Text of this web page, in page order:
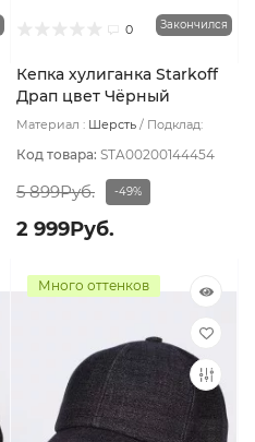
0 Закончился
Кепка хулиганка Starkoff
Драп цвет Чёрный
размер 59
Материал : Шерсть
Подклад:
Код товара: STA00200144454
5 899Руб. -49%
2 999Руб.
Много оттенков